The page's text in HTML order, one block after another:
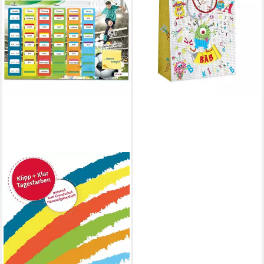
Geschenktaschen ABC
Monster groß
33,5x26x13,5cm, Verschluss
28,56 €
lieferbar - in 3-4 Werktagen bei dir